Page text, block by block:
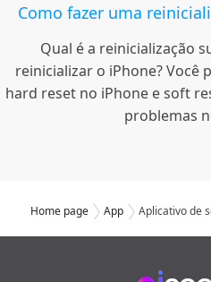
Como fazer uma
Qual é a reinicialização
reinicializar o iPhone? Você
hard reset no iPhone e soft
problemas
Home page App Aplicativo de